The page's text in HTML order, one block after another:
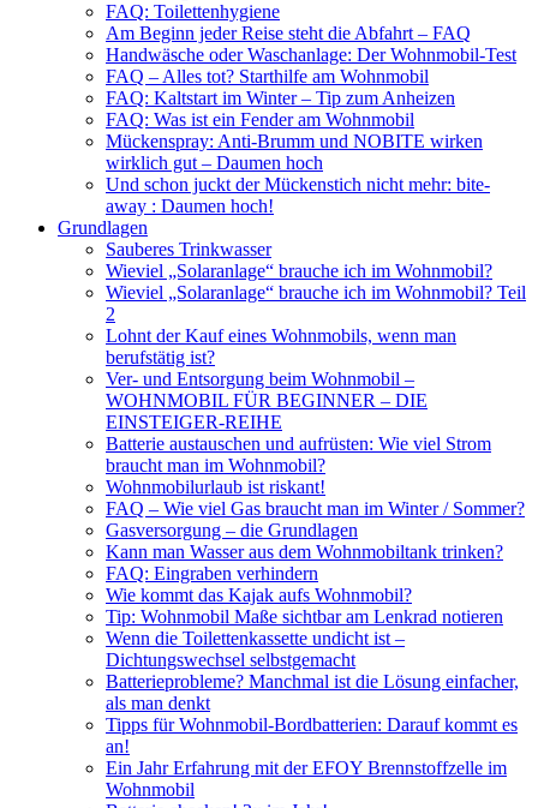
FAQ: Toilettenhygiene
Am Beginn jeder Reise steht die Abfahrt – FAQ
Handwäsche oder Waschanlage: Der Wohnmobil-Test
FAQ – Alles tot? Starthilfe am Wohnmobil
FAQ: Kaltstart im Winter – Tip zum Anheizen
FAQ: Was ist ein Fender am Wohnmobil
Mückenspray: Anti-Brumm und NOBITE wirken
wirklich gut – Daumen hoch
Und schon juckt der Mückenstich nicht mehr: bite-
away : Daumen hoch!
Grundlagen
Sauberes Trinkwasser
Wieviel „Solaranlage“ brauche ich im Wohnmobil?
Wieviel „Solaranlage“ brauche ich im Wohnmobil? Teil
2
Lohnt der Kauf eines Wohnmobils, wenn man
berufstätig ist?
Ver- und Entsorgung beim Wohnmobil –
WOHNMOBIL FÜR BEGINNER – DIE
EINSTEIGER-REIHE
Batterie austauschen und aufrüsten: Wie viel Strom
braucht man im Wohnmobil?
Wohnmobilurlaub ist riskant!
FAQ – Wie viel Gas braucht man im Winter / Sommer?
Gasversorgung – die Grundlagen
Kann man Wasser aus dem Wohnmobiltank trinken?
FAQ: Eingraben verhindern
Wie kommt das Kajak aufs Wohnmobil?
Tip: Wohnmobil Maße sichtbar am Lenkrad notieren
Wenn die Toilettenkassette undicht ist –
Dichtungswechsel selbstgemacht
Batterieprobleme? Manchmal ist die Lösung einfacher,
als man denkt
Tipps für Wohnmobil-Bordbatterien: Darauf kommt es
an!
Ein Jahr Erfahrung mit der EFOY Brennstoffzelle im
Wohnmobil